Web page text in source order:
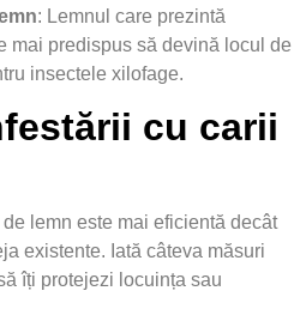
: Lemnul care prezintă
mai predispus să devină locul de
insectele xilofage.
cu carii
lemn este mai eficientă decât
existente. Iată câteva măsuri
îți protejezi locuința sau